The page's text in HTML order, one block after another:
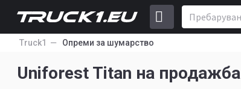
Truck1 Опреми за шумарство
Uniforest Titan на продажба